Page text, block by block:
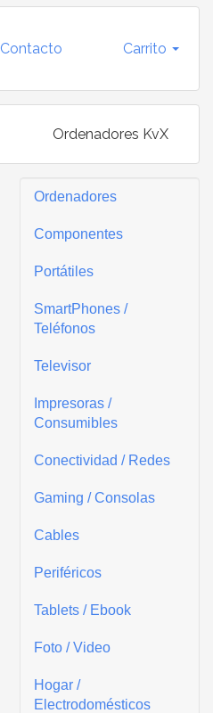
Contacto Carrito
Ordenadores KvX
Ordenadores
Componentes
Portátiles
SmartPhones /
Teléfonos
Televisor
Impresoras /
Consumibles
Conectividad / Redes
Gaming / Consolas
Cables
Periféricos
Tablets / Ebook
Foto / Video
Hogar /
Electrodomésticos